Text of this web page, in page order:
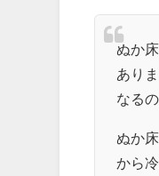
ぬか
あり
なる
ぬか
から